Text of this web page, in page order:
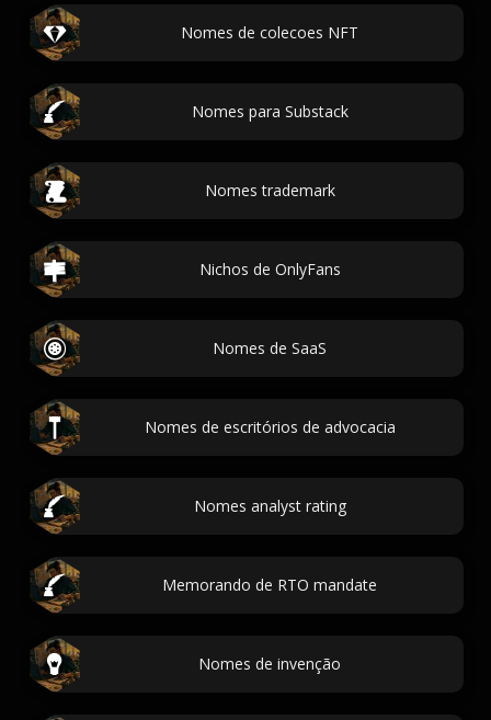
Nomes de colecoes NFT
Nomes para Substack
Nomes trademark
Nichos de OnlyFans
Nomes de SaaS
Nomes de escritórios de advocacia
Nomes analyst rating
Memorando de RTO mandate
Nomes de invenção